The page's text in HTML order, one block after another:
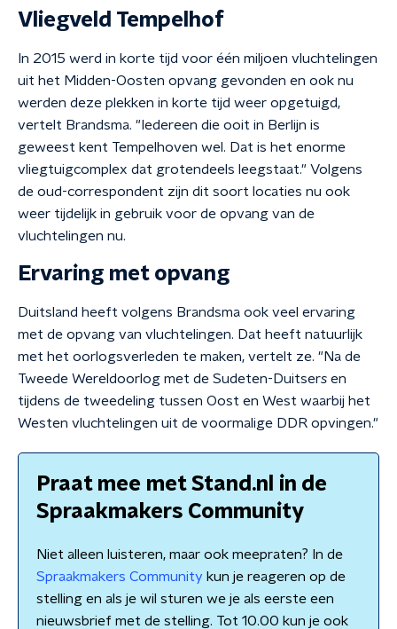
Vliegveld Tempelhof
In 2015 werd in korte tijd voor één miljoen vluchtelingen
uit het Midden-Oosten opvang gevonden en ook nu
werden deze plekken in korte tijd weer opgetuigd,
vertelt Brandsma. "Iedereen die ooit in Berlijn is
geweest kent Tempelhoven wel. Dat is het enorme
vliegtuigcomplex dat grotendeels leegstaat." Volgens
de oud-correspondent zijn dit soort locaties nu ook
weer tijdelijk in gebruik voor de opvang van de
vluchtelingen nu.
Ervaring met opvang
Duitsland heeft volgens Brandsma ook veel ervaring
met de opvang van vluchtelingen. Dat heeft natuurlijk
met het oorlogsverleden te maken, vertelt ze. "Na de
Tweede Wereldoorlog met de Sudeten-Duitsers en
tijdens de tweedeling tussen Oost en West waarbij het
Westen vluchtelingen uit de voormalige DDR opvingen."
Praat mee met Stand.nl in de
Spraakmakers Community
Niet alleen luisteren, maar ook meepraten? In de
Spraakmakers Community kun je reageren op de
stelling en als je wil sturen we je als eerste een
nieuwsbrief met de stelling. Tot 10.00 kun je ook